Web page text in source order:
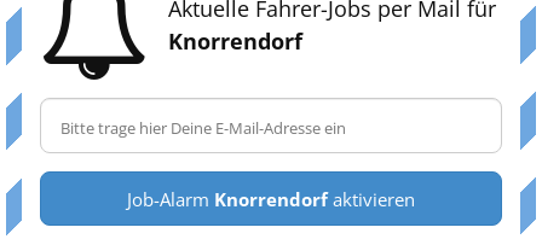
Aktuelle Fahrer-Jobs per Mail für
Knorrendorf
Job-Alarm Knorrendorfaktivieren